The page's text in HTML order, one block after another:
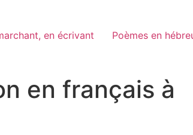
en écrivant Poèmes en
en français à